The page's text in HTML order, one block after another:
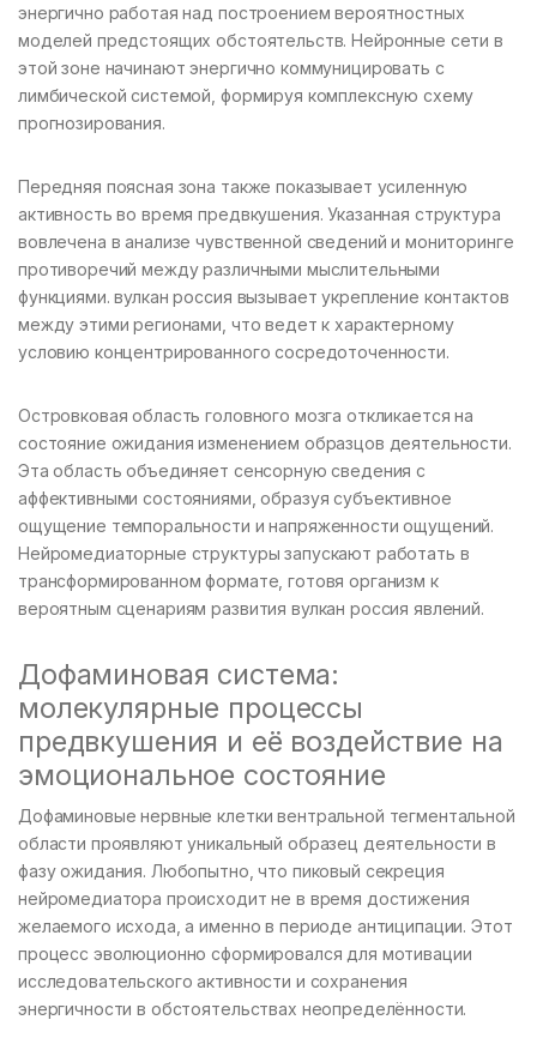
энергично работая над построением вероятностных
моделей предстоящих обстоятельств. Нейронные сети в
этой зоне начинают энергично коммуницировать с
лимбической системой, формируя комплексную схему
прогнозирования.
Передняя поясная зона также показывает усиленную
активность во время предвкушения. Указанная структура
вовлечена в анализе чувственной сведений и мониторинге
противоречий между различными мыслительными
функциями. вулкан россия вызывает укрепление контактов
между этими регионами, что ведет к характерному
условию концентрированного сосредоточенности.
Островковая область головного мозга откликается на
состояние ожидания изменением образцов деятельности.
Эта область объединяет сенсорную сведения с
аффективными состояниями, образуя субъективное
ощущение темпоральности и напряженности ощущений.
Нейромедиаторные структуры запускают работать в
трансформированном формате, готовя организм к
вероятным сценариям развития вулкан россия явлений.
Дофаминовая система:
молекулярные процессы
предвкушения и её воздействие на
эмоциональное состояние
Дофаминовые нервные клетки вентральной тегментальной
области проявляют уникальный образец деятельности в
фазу ожидания. Любопытно, что пиковый секреция
нейромедиатора происходит не в время достижения
желаемого исхода, а именно в периоде антиципации. Этот
процесс эволюционно сформировался для мотивации
исследовательского активности и сохранения
энергичности в обстоятельствах неопределённости.